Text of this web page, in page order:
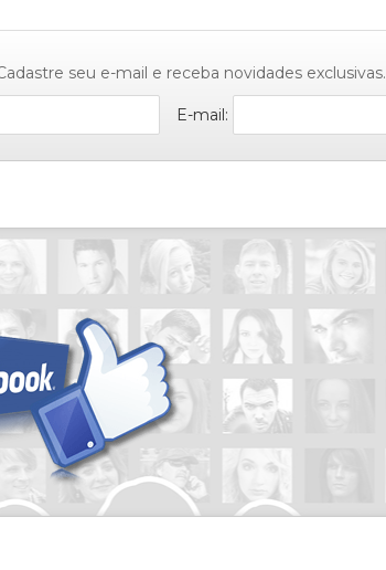
seu e-mail e receba novidades exclusivas.
E-mail: